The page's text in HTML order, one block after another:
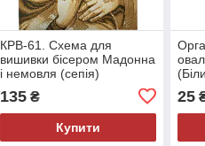
КРВ-61. Схема для
вишивки бісером Мадонна
і немовля (сепія)
135₴
Купити
25